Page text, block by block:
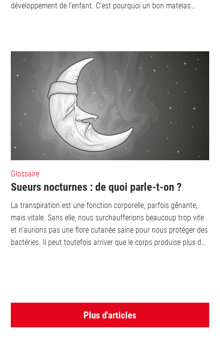
développement de l’enfant. C’est pourquoi un bon matelas
Glossaire
Sueurs nocturnes : de quoi parle-t-on ?
La transpiration est une fonction corporelle, parfois gênante,
mais vitale. Sans elle, nous surchaufferions beaucoup trop vite
et n’aurions pas une flore cutanée saine pour nous protéger des
bactéries. Il peut toutefois arriver que le corps produise plus de
Plus d'articles